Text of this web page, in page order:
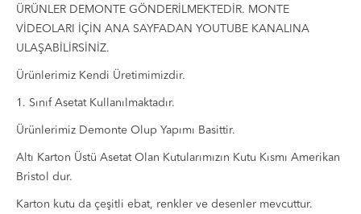
ÜRÜNLER DEMONTE GÖNDERİLMEKTEDİR. MONTE
VİDEOLARI İÇİN ANA SAYFADAN YOUTUBE KANALINA
ULAŞABİLİRSİNİZ.
Ürünlerimiz Kendi Üretimimizdir.
1. Sınıf Asetat Kullanılmaktadır.
Ürünlerimiz Demonte Olup Yapımı Basittir.
Altı Karton Üstü Asetat Olan Kutularımızın Kutu Kısmı Amerikan
Bristol dur.
Karton kutu da çeşitli ebat, renkler ve desenler mevcuttur.